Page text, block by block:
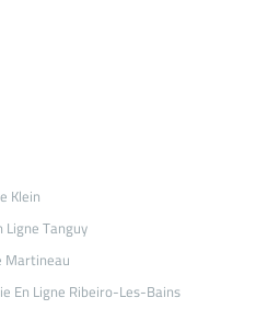
Klein
Tanguy
Martineau
En Ligne Ribeiro-Les-Bains